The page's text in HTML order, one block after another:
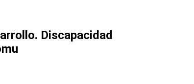
Discapacidad